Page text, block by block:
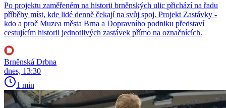
Po projektu zaměřeném na historii brněnských ulic přichází na řadu
příběhy míst, kde lidé denně čekají na svůj spoj. Projekt Zastávky -
kdo a proč Muzea města Brna a Dopravního podniku představí
cestujícím historii jednotlivých zastávek přímo na označnících.
Brněnská Drbna
dnes, 13:30
1 min